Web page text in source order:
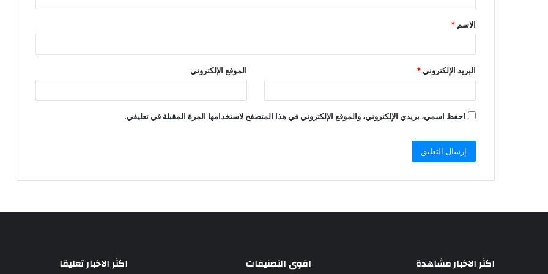
الاسم *
البريد الإلكتروني* الموقع الإلكتروني
احفظ اسمي، بريدي الإلكتروني، والموقع الإلكتروني في هذا المتصفح لاستخدامها المرة المقبلة في تعليقي.
اكثر الاخبار مشاهدة اقوى التصنيفات اكثر الاخبار تعليقا